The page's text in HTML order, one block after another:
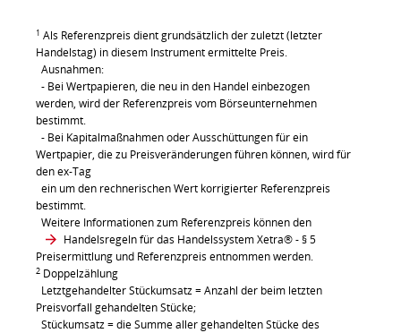
1 Als Referenzpreis dient grundsätzlich der zuletzt (letzter
Handelstag) in diesem Instrument ermittelte Preis.
Ausnahmen:
- Bei Wertpapieren, die neu in den Handel einbezogen
werden, wird der Referenzpreis vom Börseunternehmen
bestimmt.
- Bei Kapitalmaßnahmen oder Ausschüttungen für ein
Wertpapier, die zu Preisveränderungen führen können, wird für
den ex-Tag
ein um den rechnerischen Wert korrigierter Referenzpreis
bestimmt.
Weitere Informationen zum Referenzpreis können den
Handelsregeln für das Handelssystem Xetra®- § 5
Preisermittlung und Referenzpreis entnommen werden.
2 Doppelzählung
Letztgehandelter Stückumsatz = Anzahl der beim letzten
Preisvorfall gehandelten Stücke;
Stückumsatz = die Summe aller gehandelten Stücke des